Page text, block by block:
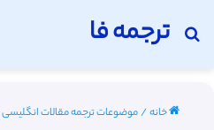
ترجمه فا
جستجو برای
خانه/موضوعات ترجمه مقالات انگلیسی